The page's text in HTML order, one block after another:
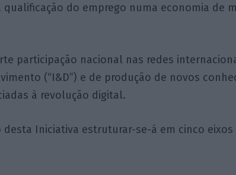
qualificação do emprego numa economia de
participação nacional nas redes
(“I&D”) e de produção de novos
à revolução digital.
desta Iniciativa estruturar-se-á em cinco eixos